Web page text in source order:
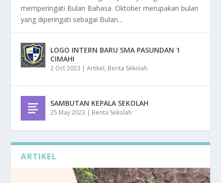
memperingati Bulan Bahasa. Oktober merupakan bulan
yang diperingati sebagai Bulan...
LOGO INTERN BARU SMA PASUNDAN 1
CIMAHI
2 Oct 2023 |Artikel, Berita Sekolah
SAMBUTAN KEPALA SEKOLAH
25 May 2023 | Berita Sekolah
ARTIKEL